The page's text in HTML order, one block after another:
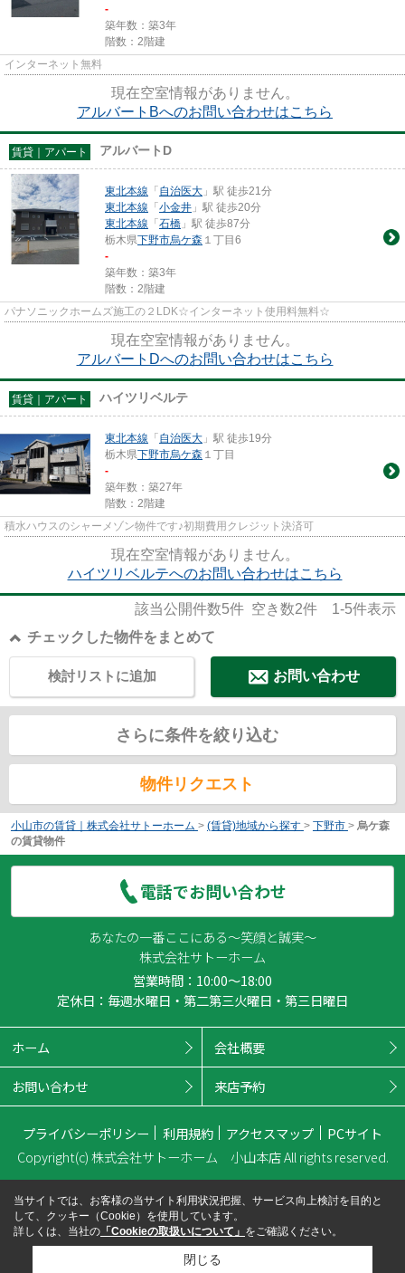
-
築年数：築3年
階数：2階建
インターネット無料
現在空室情報がありません。
アルバートBへのお問い合わせはこちら
賃貸｜アパート アルバートD
東北本線 「自治医大 」駅 徒歩21分
東北本線 「小金井 」駅 徒歩20分
東北本線 「石橋 」駅 徒歩87分
栃木県下野市烏ケ森 １丁目6
-
築年数：築3年
階数：2階建
パナソニックホームズ施工の２LDK☆インターネット使用料無料☆
現在空室情報がありません。
アルバートDへのお問い合わせはこちら
賃貸｜アパート ハイツリベルテ
東北本線 「自治医大 」駅 徒歩19分
栃木県下野市烏ケ森 １丁目
-
築年数：築27年
階数：2階建
積水ハウスのシャーメゾン物件です♪初期費用クレジット決済可
現在空室情報がありません。
ハイツリベルテへのお問い合わせはこちら
該当公開件数5件 空き数2件 1-5件表示
チェックした物件をまとめて
お問い合わせ
検討リストに追加
さらに条件を絞り込む
物件リクエスト
小山市の賃貸｜株式会社サトーホーム > (賃貸)地域から探す > 下野市 > 烏ケ森
の賃貸物件
電話でお問い合わせ
あなたの一番ここにある～笑顔と誠実～
株式会社サトーホーム
営業時間：10:00～18:00
定休日：毎週水曜日・第二第三火曜日・第三日曜日
ホーム 会社概要
お問い合わせ 来店予約
プライバシーポリシー 利用規約 アクセスマップ
PCサイト
Copyright(c) 株式会社サトーホーム 小山本店 All rights reserved.
当サイトでは、お客様の当サイト利用状況把握、サービス向上検討を目的と
して、クッキー（Cookie）を使用しています。
詳しくは、当社の 「Cookieの取扱いについて」 をご確認ください。
閉じる